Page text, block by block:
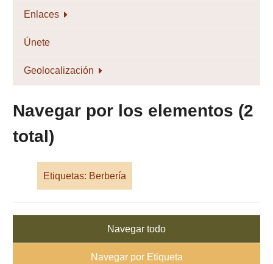
Enlaces
Únete
Geolocalización
Navegar por los elementos (2
total)
Etiquetas: Berbería
Navegar todo
Navegar por Etiqueta